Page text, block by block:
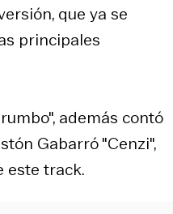
que ya se
principales
además contó
Gabarró "Cenzi",
este track.